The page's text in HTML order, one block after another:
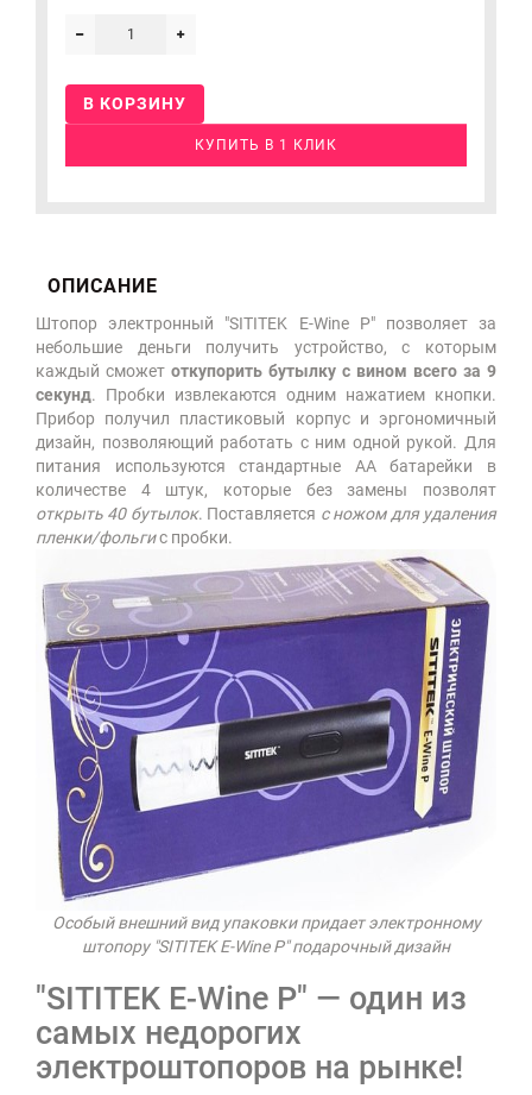
В КОРЗИНУ
КУПИТЬ В 1 КЛИК
ОПИСАНИЕ
Штопор электронный "SITITEK E-Wine P" позволяет за
небольшие деньги получить устройство, с которым
каждый сможет откупорить бутылку с вином всего за 9
секунд. Пробки извлекаются одним нажатием кнопки.
Прибор получил пластиковый корпус и эргономичный
дизайн, позволяющий работать с ним одной рукой. Для
питания используются стандартные АА батарейки в
количестве 4 штук, которые без замены позволят
открыть 40 бутылок. Поставляется с ножом для удаления
пленки/фольгис пробки.
Особый внешний вид упаковки придает электронному
штопору "SITITEK E-Wine P" подарочный дизайн
"SITITEK E-Wine P" — один из
самых недорогих
электроштопоров на рынке!